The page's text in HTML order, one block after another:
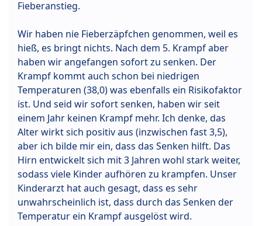
Fieberanstieg.
Wir haben nie Fieberzäpfchen genommen, weil es
hieß, es bringt nichts. Nach dem 5. Krampf aber
haben wir angefangen sofort zu senken. Der
Krampf kommt auch schon bei niedrigen
Temperaturen (38,0) was ebenfalls ein Risikofaktor
ist. Und seid wir sofort senken, haben wir seit
einem Jahr keinen Krampf mehr. Ich denke, das
Alter wirkt sich positiv aus (inzwischen fast 3,5),
aber ich bilde mir ein, dass das Senken hilft. Das
Hirn entwickelt sich mit 3 Jahren wohl stark weiter,
sodass viele Kinder aufhören zu krampfen. Unser
Kinderarzt hat auch gesagt, dass es sehr
unwahrscheinlich ist, dass durch das Senken der
Temperatur ein Krampf ausgelöst wird.